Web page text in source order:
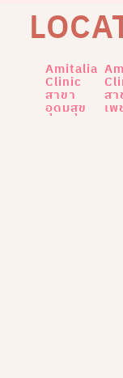
Amitalia
Clinic
สาขา
อุดมสุข
สา
เ